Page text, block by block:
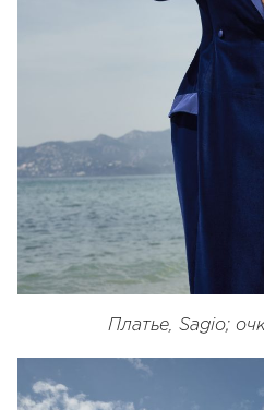
Платье, Sagio;